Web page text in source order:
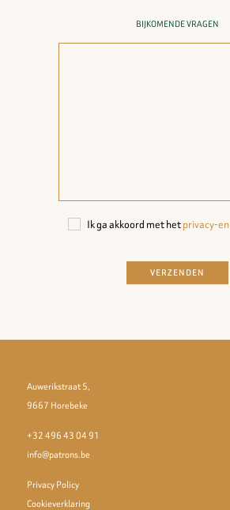
BIJKOMENDE VRAGEN
VERZENDEN
Ik ga akkoord met hetprivacy-en
Auwerikstraat 5,
9667 Horebeke
+32 496 43 04 91
info@patrons.be
Privacy Policy
Cookieverklaring